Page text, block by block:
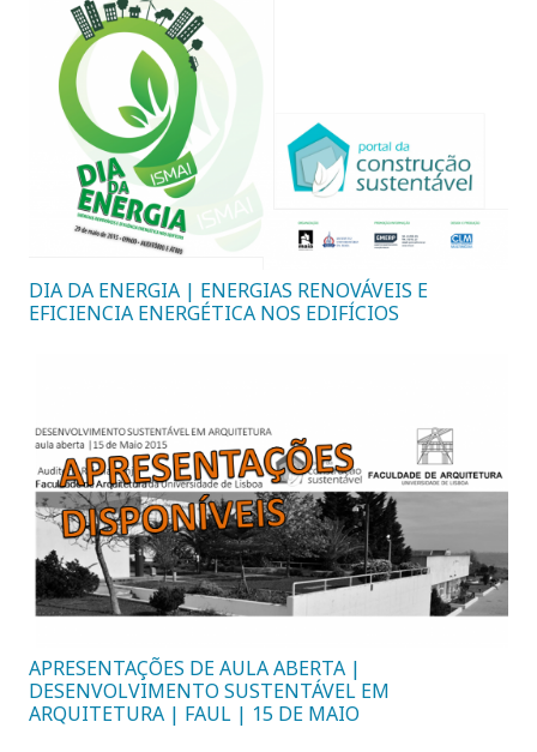
DIA DA ENERGIA | ENERGIAS RENOVÁVEIS E
EFICIENCIA ENERGÉTICA NOS EDIFÍCIOS
APRESENTAÇÕES DE AULA ABERTA |
DESENVOLVIMENTO SUSTENTÁVEL EM
ARQUITETURA | FAUL | 15 DE MAIO